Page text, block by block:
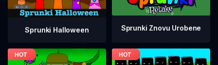
Sprunki Halloween Sprunki Znovu Urobene